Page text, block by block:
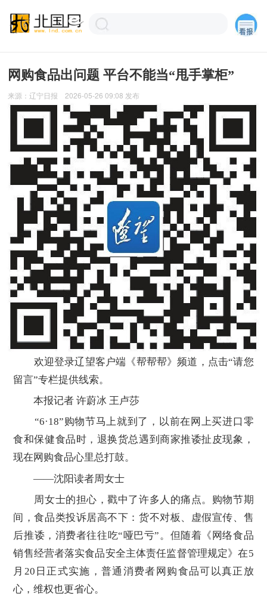
网购食品出问题 平台不能当“甩手掌柜”
来源：辽宁日报 2026-05-26 09:08 发布
欢迎登录辽望客户端《帮帮帮》频道，点击“请您
留言”专栏提供线索。
本报记者 许蔚冰 王卢莎
“6·18”购物节马上就到了，以前在网上买进口零
食和保健食品时，退换货总遇到商家推诿扯皮现象，
现在网购食品心里总打鼓。
——沈阳读者周女士
周女士的担心，戳中了许多人的痛点。购物节期
间，食品类投诉居高不下：货不对板、虚假宣传、售
后推诿，消费者往往吃“哑巴亏”。但随着《网络食品
销售经营者落实食品安全主体责任监督管理规定》在5
月20日正式实施，普通消费者网购食品可以真正放
心，维权也更省心。